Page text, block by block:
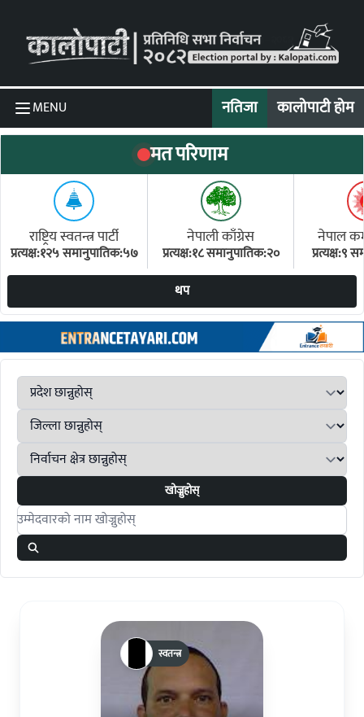
MENU नतिजा कालोपाटी होम
मत परिणाम
राष्ट्रिय स्वतन्त्र पार्टी
प्रत्यक्ष:१२५ समानुपातिक:५७
नेपाली काँग्रेस
प्रत्यक्ष:१८ समानुपातिक:२०
नेपाल
प्रत्यक्ष:९
थप
खोज्नुहोस्
Search candidates
स्वतन्त्र